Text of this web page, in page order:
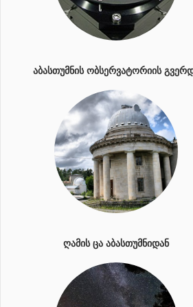
ᲐᲑᲐᲡᲗᲣᲛᲜᲘᲡ ᲝᲑᲡᲔᲠᲕᲐᲢᲝᲠᲘᲘᲡ
ᲦᲐᲛᲘᲡ ᲪᲐ ᲐᲑᲐᲡᲗᲣᲛᲜᲘᲓᲐᲜ